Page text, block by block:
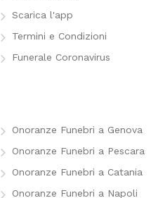
Scarica l'app
Termini e Condizioni
Funerale Coronavirus
Onoranze Funebri a Genova
Onoranze Funebri a Pescara
Onoranze Funebri a Catania
Onoranze Funebri a Napoli